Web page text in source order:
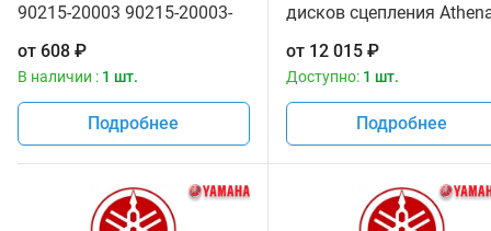
90215-20003 90215-20003-
от 608 ₽
В наличии : 1 шт.
Подробнее
дисков сцепления
от 12 015₽
Доступно: 1 шт.
Подробнее